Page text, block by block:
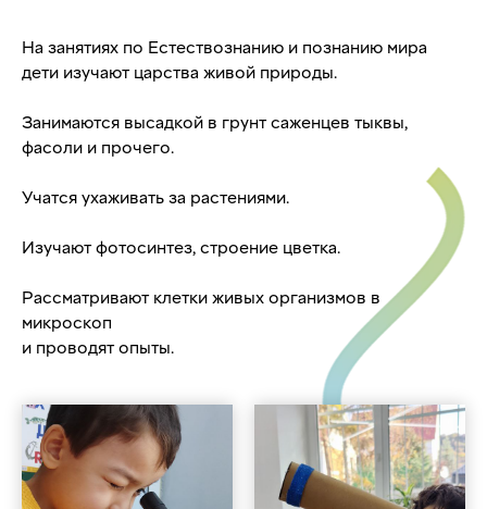
На занятиях по Естествознанию и познанию мира
дети изучают царства живой природы.
Занимаются высадкой в грунт саженцев тыквы,
фасоли и прочего.
Учатся ухаживать за растениями.
Изучают фотосинтез, строение цветка.
Рассматривают клетки живых организмов в
микроскоп
и проводят опыты.